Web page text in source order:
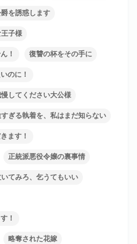
を誘惑します
王子様
！ 復讐の杯をその手に
のに！
してください大公様
ぎる執着を、私はまだ知らない
ます！
正統派悪役令嬢の裏事情
てみろ、乞うてもいい
！
略奪された花嫁